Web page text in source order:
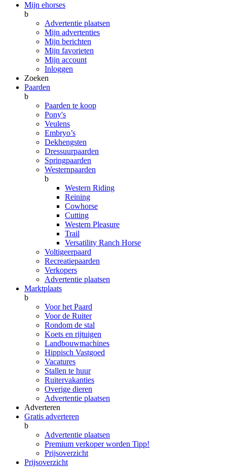
Mijn ehorses
b
Advertentie plaatsen
Mijn advertenties
Mijn berichten
Mijn favorieten
Mijn account
Inloggen
Zoeken
Paarden
b
Paarden te koop
Pony's
Veulens
Embryo’s
Dekhengsten
Dressuurpaarden
Springpaarden
Westernpaarden
b
Western Riding
Reining
Cowhorse
Cutting
Western Pleasure
Trail
Versatility Ranch Horse
Voltigeerpaard
Recreatiepaarden
Verkopers
Advertentie plaatsen
Marktplaats
b
Voor het Paard
Voor de Ruiter
Rondom de stal
Koets en rijtuigen
Landbouwmachines
Hippisch Vastgoed
Vacatures
Stallen te huur
Ruitervakanties
Overige dieren
Advertentie plaatsen
Adverteren
Gratis adverteren
b
Advertentie plaatsen
Premium verkoper worden Tipp!
Prijsoverzicht
Prijsoverzicht